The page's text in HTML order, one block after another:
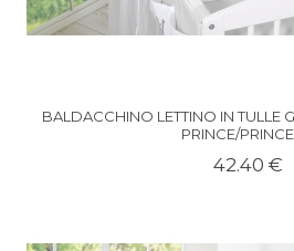
BALDACCHINO LETTINO IN TULLE
PRINCE/
42.40 €